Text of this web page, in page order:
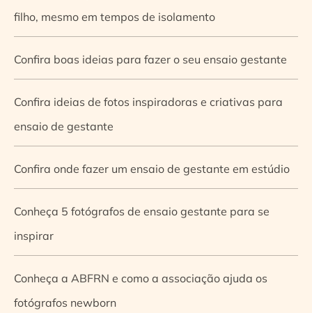
filho, mesmo em tempos de isolamento
Confira boas ideias para fazer o seu ensaio gestante
Confira ideias de fotos inspiradoras e criativas para
ensaio de gestante
Confira onde fazer um ensaio de gestante em estúdio
Conheça 5 fotógrafos de ensaio gestante para se
inspirar
Conheça a ABFRN e como a associação ajuda os
fotógrafos newborn